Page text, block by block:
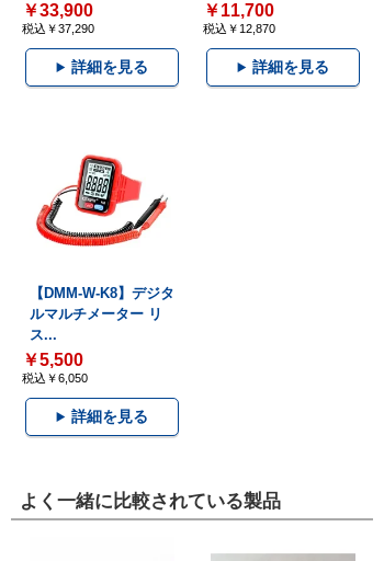
￥33,900
税込￥37,290
詳細を見る
￥11,700
税込￥12,870
詳細を見る
【DMM-W-K8】デジタ
ルマルチメーター リ
ス...
￥5,500
税込￥6,050
詳細を見る
よく一緒に比較されている製品